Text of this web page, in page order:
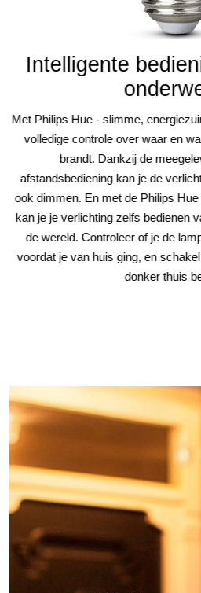
Intelligente
Met Philips Hue - slimme,
volledige controle over waar en
brandt. Dankzij de
afstandsbediening kan je de
ook dimmen. En met de Philips
kan je je verlichting zelfs bedienen
de wereld. Controleer of je de
voordat je van huis ging, en
donker thuis